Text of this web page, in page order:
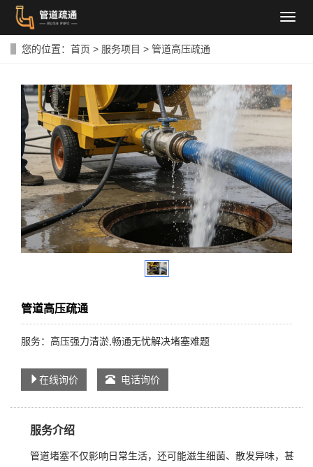
导
您的位置： 首页 > 服务项目 > 管道高压疏通
管道高压疏通
服务：高压强力清淤,畅通无忧解决堵塞难题
在线询价 电话询价
服务介绍
管道堵塞不仅影响日常生活，还可能滋生细菌、散发异味，甚